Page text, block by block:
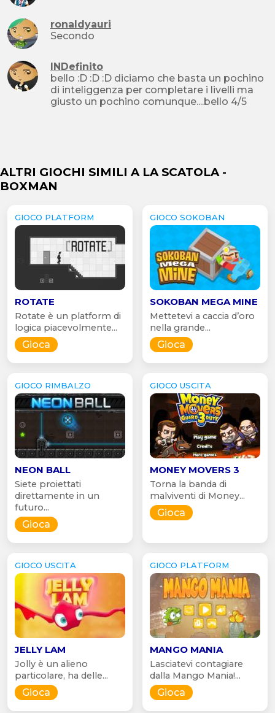
ronaldyauri
Secondo
INDefinito
bello :D :D :D diciamo che basta un pochino
di inteliggenza per completare i livelli ma
giusto un pochino comunque....bello 4/5
ALTRI GIOCHI SIMILI A LA SCATOLA -
BOXMAN
GIOCO PLATFORM
ROTATE
Rotate è un platform di
logica piacevolmente...
Gioca
GIOCO SOKOBAN
SOKOBAN MEGA MINE
Mettetevi a caccia d’oro
nella grande...
Gioca
GIOCO RIMBALZO
NEON BALL
Siete proiettati
direttamente in un
futuro...
Gioca
GIOCO USCITA
MONEY MOVERS 3
Torna la banda di
malviventi di Money...
Gioca
GIOCO USCITA
JELLY LAM
Jolly è un alieno
particolare, ha delle...
Gioca
GIOCO PLATFORM
MANGO MANIA
Lasciatevi contagiare
dalla Mango Mania!...
Gioca